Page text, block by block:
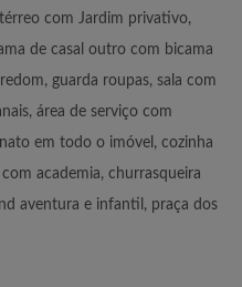
com Jardim privativo,
de casal outro com bicama
guarda roupas, sala com
área de serviço com
em todo o imóvel, cozinha
academia, churrasqueira
aventura e infantil, praça dos